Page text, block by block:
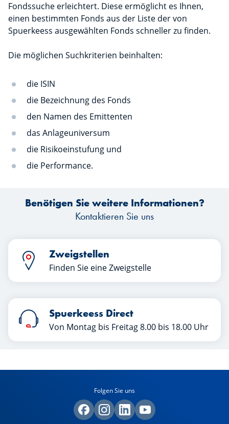
Fondssuche erleichtert. Diese ermöglicht es Ihnen,
einen bestimmten Fonds aus der Liste der von
Spuerkeess ausgewählten Fonds schneller zu finden.
Die möglichen Suchkriterien beinhalten:
die ISIN
die Bezeichnung des Fonds
den Namen des Emittenten
das Anlageuniversum
die Risikoeinstufung und
die Performance.
Benötigen Sie weitere Informationen?
Kontaktieren Sie uns
Zweigstellen
Finden Sie eine Zweigstelle
Spuerkeess Direct
Von Montag bis Freitag 8.00 bis 18.00 Uhr
Folgen Sie uns